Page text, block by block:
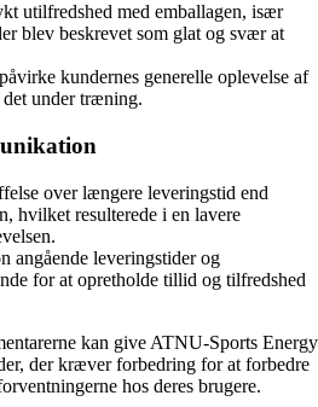
utilfredshed med emballagen, især
blev beskrevet som glat og svær at
kundernes generelle oplevelse af
under træning.
over længere leveringstid end
hvilket resulterede i en lavere
angående leveringstider og
for at opretholde tillid og tilfredshed
kan give ATNU-Sports Energy
der kræver forbedring for at forbedre
hos deres brugere.